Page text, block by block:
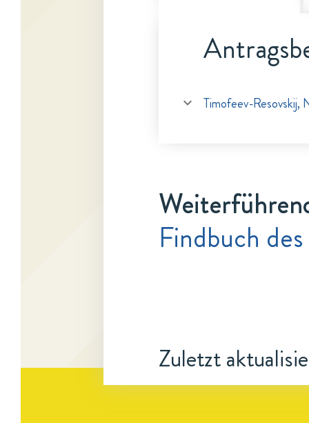
Timofeev-Resovskij,
Findbuch
Zuletzt